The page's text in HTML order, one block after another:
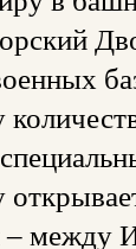
между